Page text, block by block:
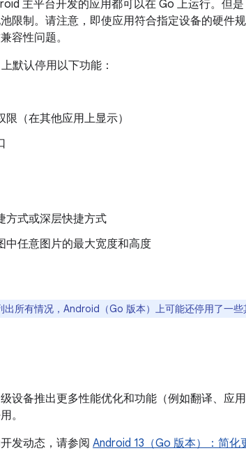
主平台开发的应用都可以在 Go 上运行。但
限制。请注意，即使应用符合指定设备的硬件
容性问题。
默认停用以下功能：
（在其他应用上显示）
方式或深层快捷方式
中任意图片的最大宽度和高度
出所有情况，Android（Go 版本）上可能还停用了一些
设备推出更多性能优化和功能（例如翻译、应
。
发动态，请参阅 Android 13（Go 版本）：简